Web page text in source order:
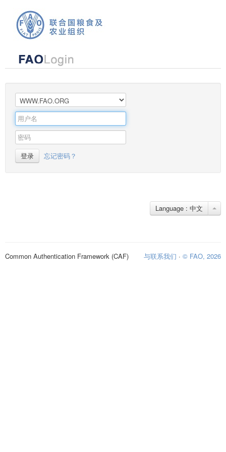
登录 忘记密码？
Language : 中文
Common Authentication Framework (CAF) 与联系我们 · © FAO, 2026